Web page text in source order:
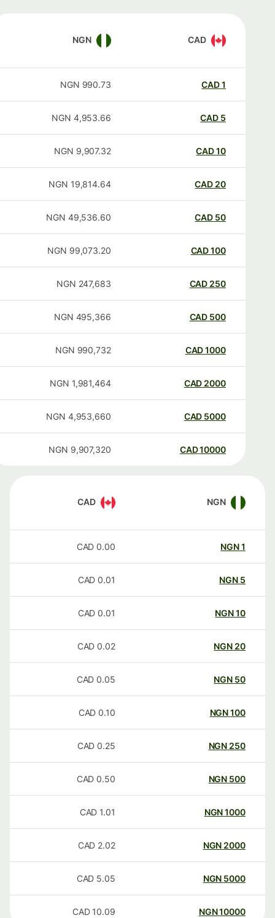
CAD
NGN
CAD
990.73
NGN
CAD
4,953.66
NGN
CAD
9,907.32
NGN
20
CAD
19,814.64
NGN
50
CAD
49,536.60
NGN
100
CAD
99,073.20
NGN
250
CAD
247,683
NGN
500
CAD
495,366
NGN
1000
CAD
990,732
NGN
2000
CAD
1,981,464
NGN
5000
CAD
4,953,660
NGN
10000
CAD
9,907,320
NGN
NGN
CAD
NGN
0.00
CAD
NGN
0.01
CAD
NGN
0.01
CAD
20
NGN
0.02
CAD
50
NGN
0.05
CAD
100
NGN
0.10
CAD
250
NGN
0.25
CAD
500
NGN
0.50
CAD
1000
NGN
1.01
CAD
2000
NGN
2.02
CAD
5000
NGN
5.05
CAD
10000
NGN
10.09
CAD